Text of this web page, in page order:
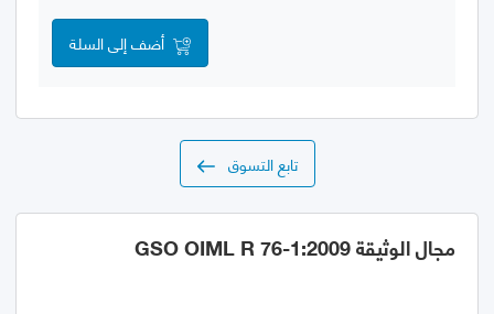
أضف إلى السلة
تابع التسوق
مجال الوثيقة GSO OIML R 76-1:2009